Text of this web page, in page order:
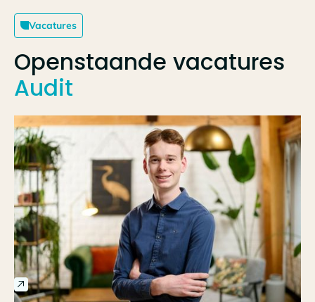
Vacatures
Openstaande vacatures
Audit